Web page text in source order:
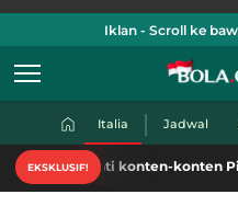
Iklan - Scroll ke
Italia Jadwal
EKSKLUSIF!
konten-konten Piala Dunia